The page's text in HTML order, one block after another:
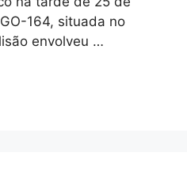
164, situada no
envolveu …